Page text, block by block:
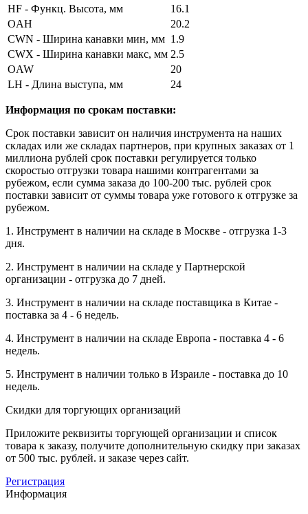
HF - Функц. Высота, мм
16.1
OAH
20.2
CWN - Ширина канавки мин, мм 1.9
CWX - Ширина канавки макс, мм 2.5
OAW
20
LH - Длина выступа, мм
24
Информация по срокам поставки:
Срок поставки зависит он наличия инструмента на наших
складах или же складах партнеров, при крупных заказах от 1
миллиона рублей срок поставки регулируется только
скоростью отгрузки товара нашими контрагентами за
рубежом, если сумма заказа до 100-200 тыс. рублей срок
поставки зависит от суммы товара уже готового к отгрузке за
рубежом.
1. Инструмент в наличии на складе в Москве - отгрузка 1-3
дня.
2. Инструмент в наличии на складе у Партнерской
организации - отгрузка до 7 дней.
3. Инструмент в наличии на складе поставщика в Китае -
поставка за 4 - 6 недель.
4. Инструмент в наличии на складе Европа - поставка 4 - 6
недель.
5. Инструмент в наличии только в Израиле - поставка до 10
недель.
Скидки для торгующих организаций
Приложите реквизиты торгующей организации и список
товара к заказу, получите дополнительную скидку при заказах
от 500 тыс. рублей. и заказе через сайт.
Регистрация
Информация